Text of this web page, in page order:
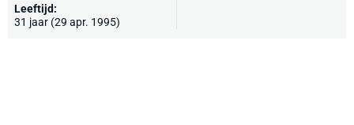
Leeftijd:
31 jaar (29 apr. 1995)